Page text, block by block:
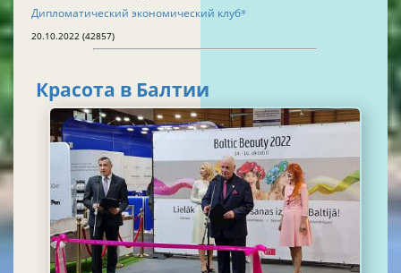
Дипломатический экономический клуб®
20.10.2022 (42857)
Красота в Балтии